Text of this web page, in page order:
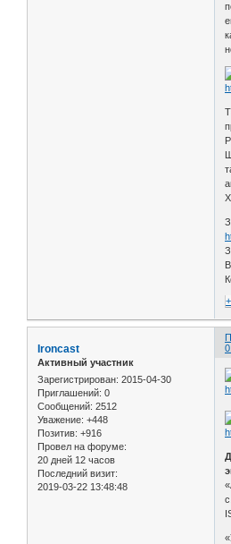
Ironcast
Активный участник
Зарегистрирован: 2015-04-30
Приглашений: 0
Сообщений: 2512
Уважение: +448
Позитив: +916
Провел на форуме:
20 дней 12 часов
Последний визит:
2019-03-22 13:48:48
с.